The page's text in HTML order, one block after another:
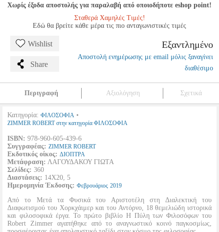
Χωρίς έξοδα αποστολής για παραλαβή από οποιοδήποτε eshop point!
Σταθερά Χαμηλές Τιμές!
Εδώ θα βρείτε κάθε μέρα τις πιο ανταγωνιστικές τιμές
Wishlist
Share
Εξαντλημένο
Αποστολή ενημέρωσης με email μόλις ξαναγίνει
διαθέσιμο
Περιγραφή Αξιολόγηση Σχετικά
Κατηγορία: ΦΙΛΟΣΟΦΙΑ •
ZIMMER ROBERT στην κατηγορία ΦΙΛΟΣΟΦΙΑ
ISBN: 978-960-605-439-6
Συγγραφέας: ZIMMER ROBERT
Εκδοτικός οίκος: ΔΙΟΠΤΡΑ
Μετάφραση: ΛΑΓΟΥΔΑΚΟΥ ΓΙΩΤΑ
Σελίδες: 360
Διαστάσεις: 14Χ20, 5
Ημερομηνία Έκδοσης: Φεβρουάριος 2019
Από το Μετά τα Φυσικά του Αριστοτέλη στη Διαλεκτική του
Διαφωτισμού του Χορκχάιμερ και του Αντόρνο, 18 θεμελιώδη ιστορικά
και φιλοσοφικά έργα. To πρώτο βιβλίο Η Πύλη των Φιλοσόφων του
Robert Zimmer αγαπήθηκε από το αναγνωστικό κοινό παγκοσμίως,